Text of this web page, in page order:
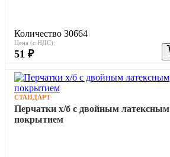
Количество 30664
Цена (с НДС):
51 ₽
СТАНДАРТ
Перчатки х/б с двойным латексным
покрытием